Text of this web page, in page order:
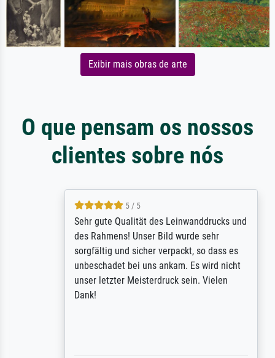
Exibir mais obras de arte
O que pensam os nossos
clientes sobre nós
5 / 5
Sehr gute Qualität des Leinwanddrucks und
des Rahmens! Unser Bild wurde sehr
sorgfältig und sicher verpackt, so dass es
unbeschadet bei uns ankam. Es wird nicht
unser letzter Meisterdruck sein. Vielen